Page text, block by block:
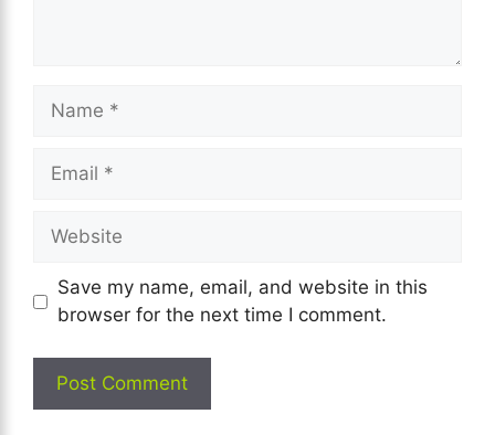
Name
Email
Website
Save my name, email, and website in this
browser for the next time I comment.